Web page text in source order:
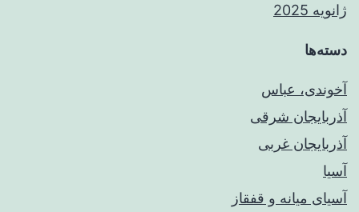
ژانویه 2025
دسته‌ها
آخوندی، عباس
آذربایجان شرقی
آذربایجان غربی
آسیا
آسیای میانه و قفقاز